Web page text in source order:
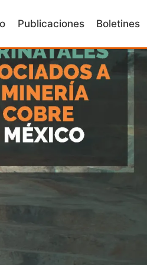
Publicaciones Boletines